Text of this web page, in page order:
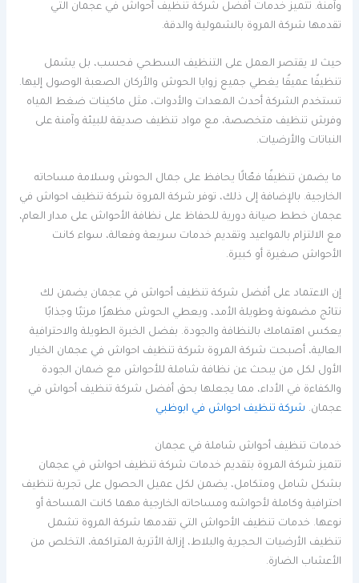
وآمنة. تتميز خدمات أفضل شركة تنظيف أحواش في عجمان التي
تقدمها شركة المروة بالشمولية والدقة.
حيث لا يقتصر العمل على التنظيف السطحي فحسب، بل يشمل
تنظيفًا عميقًا يغطي جميع زوايا الحوش والأركان الصعبة الوصول إليها.
تستخدم الشركة أحدث المعدات والأدوات، مثل ماكينات ضغط المياه
وفرش تنظيف متخصصة، مع مواد تنظيف صديقة للبيئة وآمنة على
النباتات والأرضيات.
ما يضمن تنظيفًا فعّالًا يحافظ على جمال الحوش وسلامة مساحاته
الخارجية. بالإضافة إلى ذلك، توفر شركة المروة شركة تنظيف احواش في
عجمان خطط صيانة دورية للحفاظ على نظافة الأحواش على مدار العام،
مع الالتزام بالمواعيد وتقديم خدمات سريعة وفعالة، سواء كانت
الأحواش صغيرة أو كبيرة.
إن الاعتماد على أفضل شركة تنظيف أحواش في عجمان يضمن لك
نتائج مضمونة وطويلة الأمد، ويعطي الحوش مظهرًا مرتبًا وجذابًا
يعكس اهتمامك بالنظافة والجودة. بفضل الخبرة الطويلة والاحترافية
العالية، أصبحت شركة المروة شركة تنظيف احواش في عجمان الخيار
الأول لكل من يبحث عن نظافة شاملة للأحواش مع ضمان الجودة
والكفاءة في الأداء، مما يجعلها بحق أفضل شركة تنظيف أحواش في
عجمان. شركة تنظيف احواش في ابوظبي
خدمات تنظيف أحواش شاملة في عجمان
تتميز شركة المروة بتقديم خدمات شركة تنظيف احواش في عجمان
بشكل شامل ومتكامل، يضمن لكل عميل الحصول على تجربة تنظيف
احترافية وكاملة لأحواشه ومساحاته الخارجية مهما كانت المساحة أو
نوعها. خدمات تنظيف الأحواش التي تقدمها شركة المروة تشمل
تنظيف الأرضيات الحجرية والبلاط، إزالة الأتربة المتراكمة، التخلص من
الأعشاب الضارة.